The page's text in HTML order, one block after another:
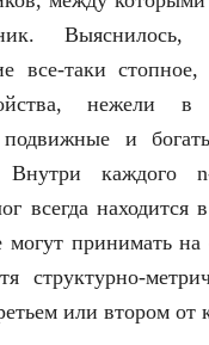
Выяснилось,
все-таки
нежели в
и
Внутри каждого
всегда находится
могут принимать на
структурно-
или втором от